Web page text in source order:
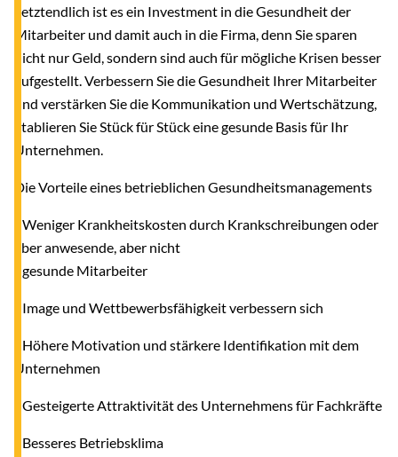
Letztendlich ist es ein Investment in die Gesundheit der
Mitarbeiter und damit auch in die Firma, denn Sie sparen
nicht nur Geld, sondern sind auch für mögliche Krisen besser
aufgestellt. Verbessern Sie die Gesundheit Ihrer Mitarbeiter
und verstärken Sie die Kommunikation und Wertschätzung,
etablieren Sie Stück für Stück eine gesunde Basis für Ihr
Unternehmen.
Die Vorteile eines betrieblichen Gesundheitsmanagements
- Weniger Krankheitskosten durch Krankschreibungen oder
aber anwesende, aber nicht
gesunde Mitarbeiter
- Image und Wettbewerbsfähigkeit verbessern sich
- Höhere Motivation und stärkere Identifikation mit dem
Unternehmen
- Gesteigerte Attraktivität des Unternehmens für Fachkräfte
- Besseres Betriebsklima